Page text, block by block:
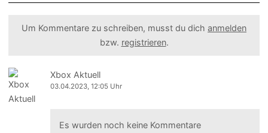
Um Kommentare zu schreiben, musst du dich anmelden
bzw. registrieren.
Xbox Aktuell
03.04.2023, 12:05 Uhr
Es wurden noch keine Kommentare